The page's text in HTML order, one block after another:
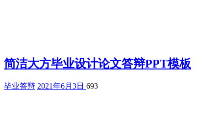
简洁大方毕业设计论文答辩PPT模板
毕业答辩 2021年6月3日 693